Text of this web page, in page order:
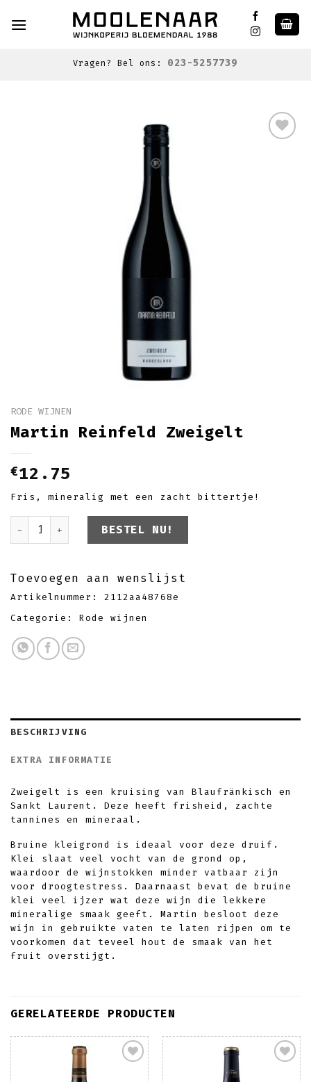
to
Vragen? Bel ons: 023-5257739
RODE WIJNEN
Martin Reinfeld Zweigelt
€12.75
Fris, mineralig met een zacht bittertje!
Martin Reinfeld Zweigelt aantal
BESTEL NU!
Toevoegen aan wenslijst
Artikelnummer: 2112aa48768e
Categorie: Rode wijnen
BESCHRIJVING
EXTRA INFORMATIE
Zweigelt is een kruising van Blaufränkisch en
Sankt Laurent. Deze heeft frisheid, zachte
tannines en mineraal.
Bruine kleigrond is ideaal voor deze druif.
Klei slaat veel vocht van de grond op,
waardoor de wijnstokken minder vatbaar zijn
voor droogtestress. Daarnaast bevat de bruine
klei veel ijzer wat deze wijn die lekkere
mineralige smaak geeft. Martin besloot deze
wijn in gebruikte vaten te laten rijpen om te
voorkomen dat teveel hout de smaak van het
fruit overstijgt.
GERELATEERDE PRODUCTEN